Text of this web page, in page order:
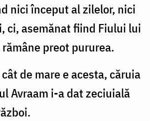
nici început al zilelor, nici
ci, asemănat fiind Fiului lui
preot pururea.
de mare e acesta, căruia
Avraam i-a dat zeciuială